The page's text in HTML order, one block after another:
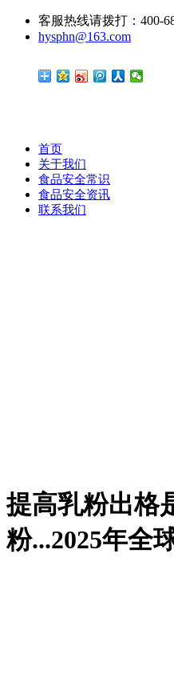
客服热线请拨打：400-
hysphn@163.com
首页
关于我们
食品安全常识
食品安全资讯
联系我们
提高乳粉出格
粉...2025年全